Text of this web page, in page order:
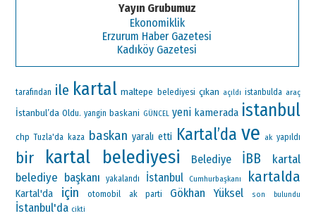
Yayın Grubumuz
Ekonomiklik
Erzurum Haber Gazetesi
Kadıköy Gazetesi
tarafından ile kartal maltepe belediyesi çıkan açıldı istanbulda araç
İstanbul’da Oldu. yangin baskani GÜNCEL yeni kamerada istanbul
chp Tuzla'da kaza baskan yaralı etti Kartal’da ve ak yapıldı
bir kartal belediyesi Belediye İBB
kartal
belediye başkanı
yakalandı İstanbul Cumhurbaşkanı kartalda
Kartal'da için otomobil ak parti Gökhan Yüksel son bulundu
İstanbul'da cikti